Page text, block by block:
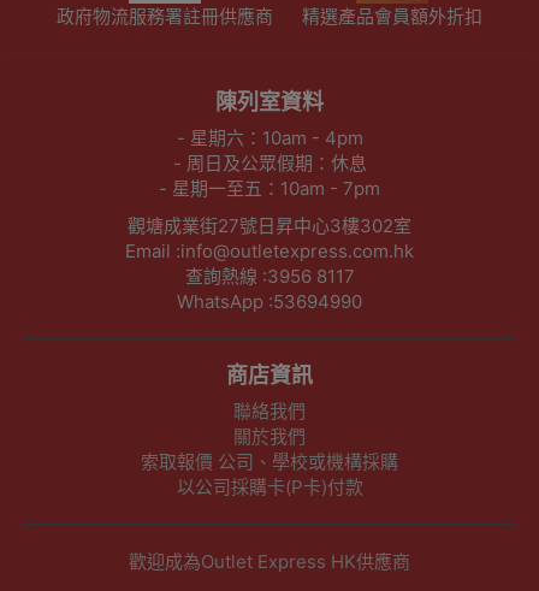
政府物流服務署註冊供應商 精選產品會員額外折扣
陳列室資料
- 星期六：10am - 4pm
- 周日及公眾假期：休息
- 星期一至五：10am - 7pm
觀塘成業街27號日昇中心3樓302室
Email :info@outletexpress.com.hk
查詢熱線 :3956 8117
WhatsApp :53694990
商店資訊
聯絡我們
關於我們
索取報價 公司、學校或機構採購
以公司採購卡(P卡)付款
歡迎成為Outlet Express HK供應商